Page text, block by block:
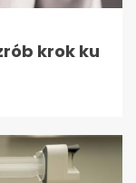
krok ku